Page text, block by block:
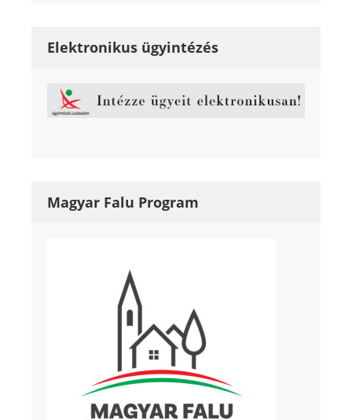
Elektronikus ügyintézés
Magyar Falu Program